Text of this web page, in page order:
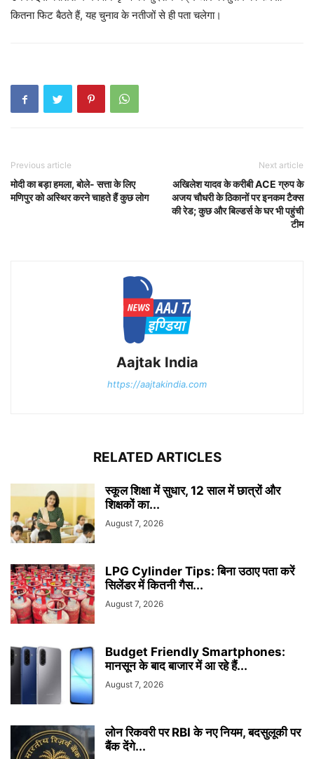
कितना फिट बैठते हैं, यह चुनाव के नतीजों से ही पता चलेगा।
Previous article
मोदी का बड़ा हमला, बोले- सत्ता के लिए
मणिपुर को अस्थिर करने चाहते हैं कुछ लोग
Next article
अखिलेश यादव के करीबी ACE ग्रुप के
अजय चौधरी के ठिकानों पर इनकम टैक्स
की रेड; कुछ और बिल्डर्स के घर भी पहुंची
टीम
Aajtak India
https://aajtakindia.com
RELATED ARTICLES
स्कूल शिक्षा में सुधार, 12 साल में छात्रों और
शिक्षकों का...
August 7, 2026
LPG Cylinder Tips: बिना उठाए पता करें
सिलेंडर में कितनी गैस...
August 7, 2026
Budget Friendly Smartphones:
मानसून के बाद बाजार में आ रहे हैं...
August 7, 2026
लोन रिकवरी पर RBI के नए नियम, बदसुलूकी पर
बैंक देंगे...